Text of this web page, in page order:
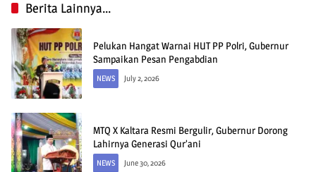
Berita Lainnya...
Pelukan Hangat Warnai HUT PP Polri, Gubernur
Sampaikan Pesan Pengabdian
NEWS July 2, 2026
MTQ X Kaltara Resmi Bergulir, Gubernur Dorong
Lahirnya Generasi Qur’ani
NEWS June 30, 2026